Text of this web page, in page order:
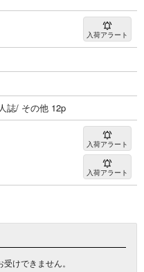
入荷アラート
誌/ その他 12p
入荷アラート
入荷アラート
けできません。